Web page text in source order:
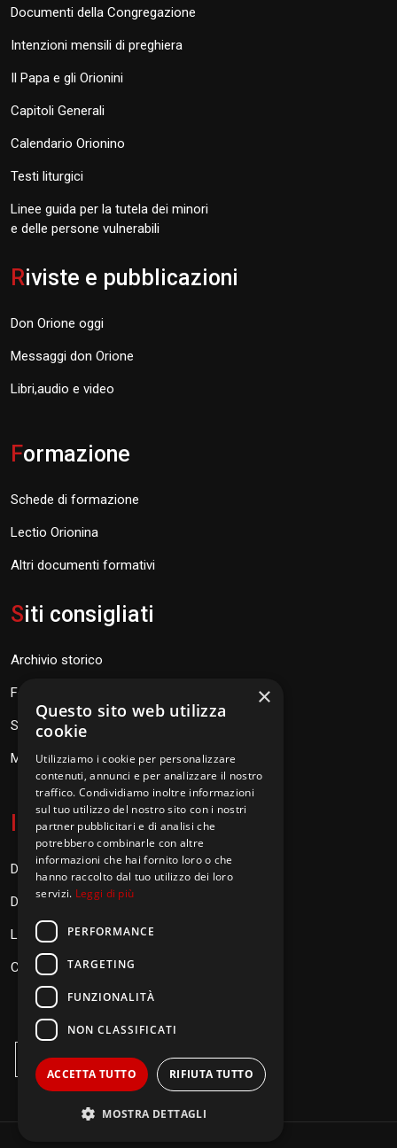
Documenti della Congregazione
Intenzioni mensili di preghiera
Il Papa e gli Orionini
Capitoli Generali
Calendario Orionino
Testi liturgici
Linee guida per la tutela dei minori
e delle persone vulnerabili
Riviste e pubblicazioni
Don Orione oggi
Messaggi don Orione
Libri,audio e video
Formazione
Schede di formazione
Lectio Orionina
Altri documenti formativi
Siti consigliati
Archivio storico
Fondazione Don Orione
SEV Orione 84
Messaggi don Orione
I nformazioni
Donazioni
Diventa Orionino
Link
Contatti
×
Questo sito web utilizza
cookie
Utilizziamo i cookie per personalizzare
contenuti, annunci e per analizzare il nostro
traffico. Condividiamo inoltre informazioni
sul tuo utilizzo del nostro sito con i nostri
partner pubblicitari e di analisi che
potrebbero combinarle con altre
informazioni che hai fornito loro o che
hanno raccolto dal tuo utilizzo dei loro
servizi. Leggi di più
PERFORMANCE
TARGETING
FUNZIONALITÀ
NON CLASSIFICATI
ACCETTA TUTTO RIFIUTA TUTTO
MOSTRA DETTAGLI